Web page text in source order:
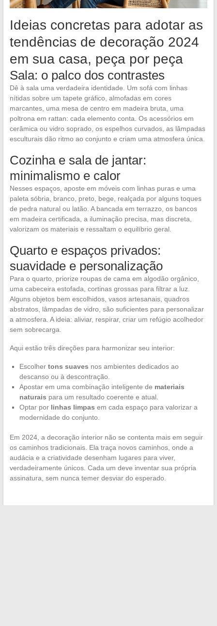
Ideias concretas para adotar as
tendências de decoração 2024
em sua casa, peça por peça
Sala: o palco dos contrastes
Dê à sala uma verdadeira identidade. Um sofá com linhas
nítidas sobre um tapete gráfico, almofadas em cores
marcantes, uma mesa de centro em madeira bruta, uma
poltrona em rattan: cada elemento conta. Os acessórios em
cerâmica ou vidro soprado, os espelhos curvados, as lâmpadas
esculturais dão ritmo ao conjunto e criam uma atmosfera única.
Cozinha e sala de jantar:
minimalismo e calor
Nesses espaços, aposte em móveis com linhas puras e uma
paleta sóbria, branco, preto, bege, realçada por alguns toques
de pedra natural ou latão. A bancada em terrazzo, os bancos
em madeira certificada, a iluminação precisa, mas discreta,
valorizam os materiais e ressaltam o equilíbrio geral.
Quarto e espaços privados:
suavidade e personalização
Para o quarto, priorize roupas de cama em algodão orgânico,
uma cabeceira estofada, cortinas grossas para filtrar a luz.
Alguns objetos bem escolhidos, vasos artesanais, quadros
abstratos, lâmpadas de vidro, são suficientes para personalizar
a atmosfera. A ideia: aliviar, respirar, criar um refúgio acolhedor
sem sobrecarga.
Aqui estão três direções para harmonizar seu interior:
Escolher tons suaves nos ambientes dedicados ao
descanso ou à descontração.
Apostar em uma combinação inteligente de materiais
naturais para um resultado coerente e atual.
Optar por linhas limpas em cada espaço para valorizar a
modernidade do conjunto.
Em 2024, a decoração interior não se contenta mais em seguir
os caminhos tradicionais. Ela traça novos caminhos, onde a
audácia e a criatividade desenham lugares para viver,
verdadeiramente únicos. Cada um deve inventar sua própria
assinatura, sem nunca temer desviar do esperado.